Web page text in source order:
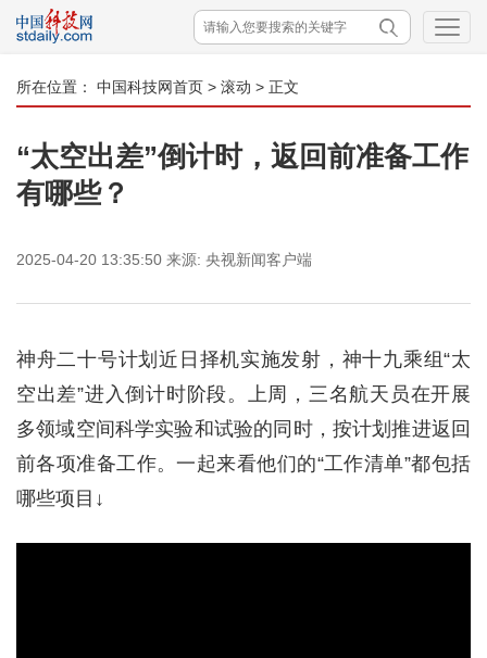
所在位置： 中国科技网首页 > 滚动 > 正文
“太空出差”倒计时，返回前准备工作
有哪些？
2025-04-20 13:35:50 来源: 央视新闻客户端
神舟二十号计划近日择机实施发射，神十九乘组“太
空出差”进入倒计时阶段。上周，三名航天员在开展
多领域空间科学实验和试验的同时，按计划推进返回
前各项准备工作。一起来看他们的“工作清单”都包括
哪些项目↓